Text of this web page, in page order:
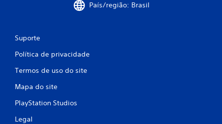
País/região: Brasil
Suporte
Política de privacidade
Termos de uso do site
Mapa do site
PlayStation Studios
Legal